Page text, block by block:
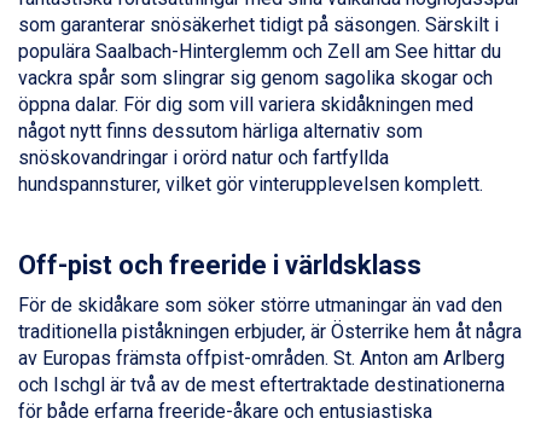
Wagrain från 7.095 kr.
Fieberbrunn från 9.645 kr.
Ischgl från 11.295 kr.
Val Thorens från 8.395 kr.
St. Anton från 11.245 kr.
Zell am See från 6.295 kr.
Canazei från 7.195 kr.
Livigno från 5.595 kr.
Sauze dOulx från 6.145 kr.
Alleghe från 8.545 kr.
Bad Gastein från 6.295 kr.
Arabba från 11.045 kr.
La Thuile från 7.045 kr.
Cervinia från 8.245 kr.
Passo Tonale från 5.895 kr.
som garanterar snösäkerhet tidigt på säsongen. Särskilt i
populära Saalbach-Hinterglemm och Zell am See hittar du
vackra spår som slingrar sig genom sagolika skogar och
öppna dalar. För dig som vill variera skidåkningen med
något nytt finns dessutom härliga alternativ som
snöskovandringar i orörd natur och fartfyllda
hundspannsturer, vilket gör vinterupplevelsen komplett.
Off-pist och freeride i världsklass
För de skidåkare som söker större utmaningar än vad den
traditionella piståkningen erbjuder, är Österrike hem åt några
av Europas främsta offpist-områden. St. Anton am Arlberg
och Ischgl är två av de mest eftertraktade destinationerna
för både erfarna freeride-åkare och entusiastiska